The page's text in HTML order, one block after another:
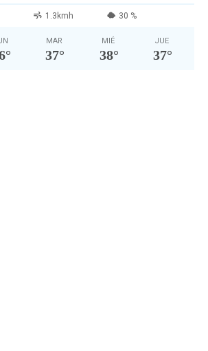
1.3kmh 30 %
°
MAR
37°
MIÉ
38°
JUE
37°